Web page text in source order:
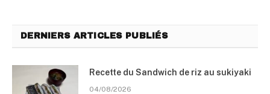
DERNIERS ARTICLES PUBLIÉS
Recette du Sandwich de riz au sukiyaki
04/08/2026